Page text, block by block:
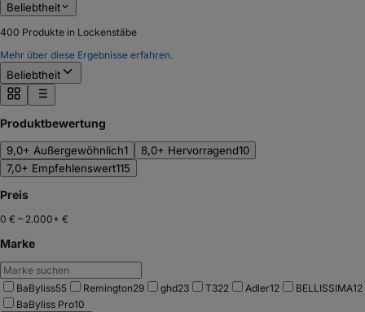
Beliebtheit
400 Produkte in Lockenstäbe
Mehr über diese Ergebnisse erfahren.
Beliebtheit
Produktbewertung
9,0+ Außergewöhnlich1 8,0+ Hervorragend10
7,0+ Empfehlenswert115
Preis
0 € – 2.000+ €
Marke
BaByliss55 Remington29 ghd23 T322 Adler12 BELLISSIMA12
BaByliss Pro10